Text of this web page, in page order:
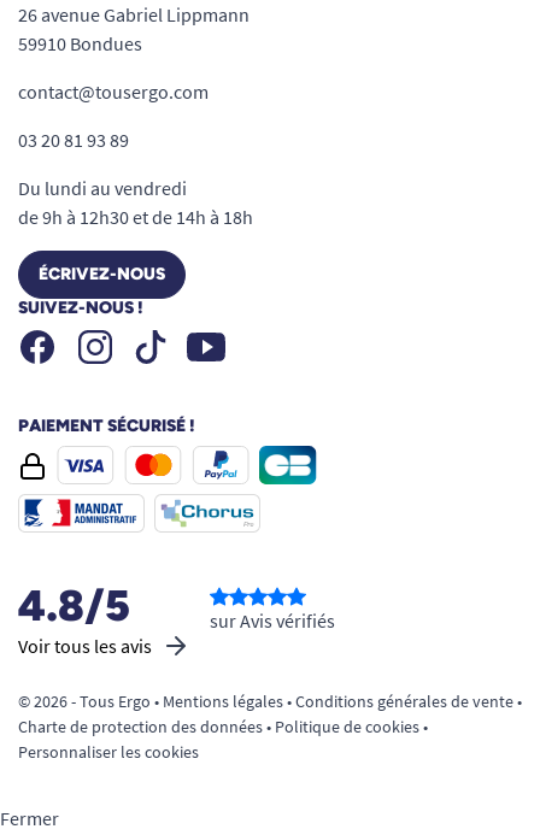
26 avenue Gabriel Lippmann
59910 Bondues
contact@tousergo.com
03 20 81 93 89
Du lundi au vendredi
de 9h à 12h30 et de 14h à 18h
ÉCRIVEZ-NOUS
SUIVEZ-NOUS !
FacebookInstagramTiktok Youtube
PAIEMENT SÉCURISÉ !
4.8/5
Voir tous les avis
sur Avis vérifiés
© 2026 - Tous Ergo • Mentions légales•Conditions générales de vente•
Charte de protection des données• Politique de cookies•
Personnaliser les cookies
Fermer